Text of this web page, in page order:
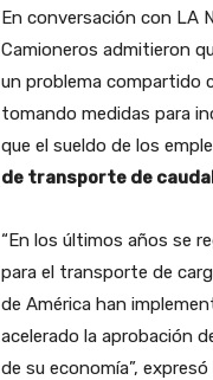
En conversación con LA
Camioneros admitieron
un problema compartido
tomando medidas para
que el sueldo de los
de transporte de
“En los últimos años se
para el transporte de
de América han
acelerado la aprobación
de su economía”,